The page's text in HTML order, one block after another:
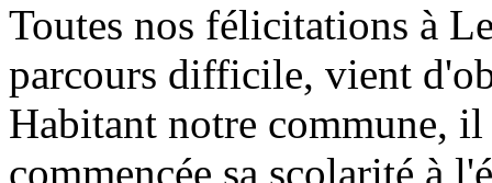
Toutes nos félicitations à
parcours difficile, vient
Habitant notre commune, il
commencée sa scolarité à